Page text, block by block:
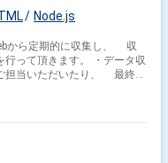
Node.js
ら定期的に収集し、 収
きます。 ・データ収
ただいたり、 最終的